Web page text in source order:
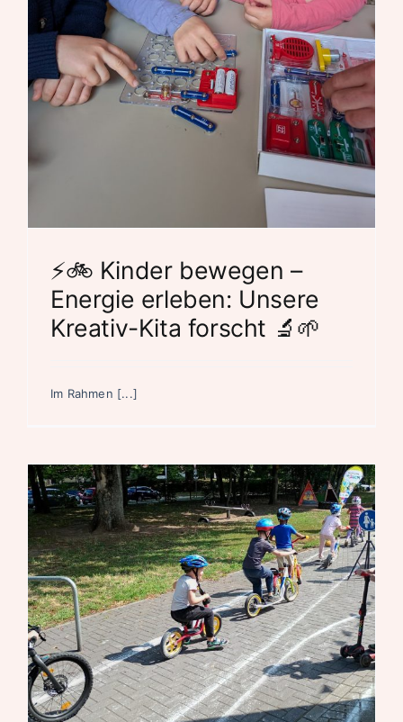
⚡🚲 Kinder bewegen –
Energie erleben: Unsere
Kreativ-Kita forscht 🔬🌱
Im Rahmen [...]